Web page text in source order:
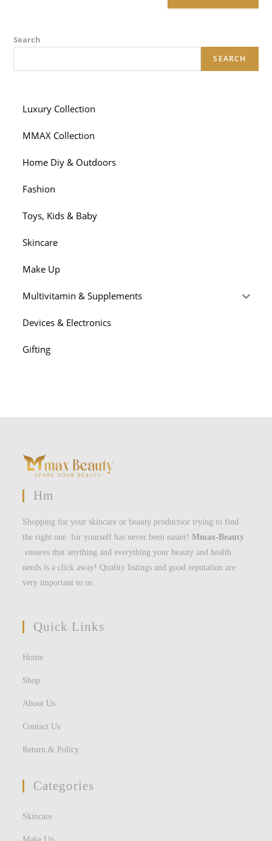
Search
SEARCH
Luxury Collection
MMAX Collection
Home Diy & Outdoors
Fashion
Toys, Kids & Baby
Skincare
Make Up
Multivitamin & Supplements
Devices & Electronics
Gifting
Hm
Shopping for your skincare or beauty productsor trying to find
the right one for yourself has never been easier!Mmax-Beauty
ensures that anything and everything your beauty and health
needs is a click away! Quality listings and good reputation are
very important to us.
Quick Links
Home
Shop
About Us
Contact Us
Return & Policy
Categories
Skincare